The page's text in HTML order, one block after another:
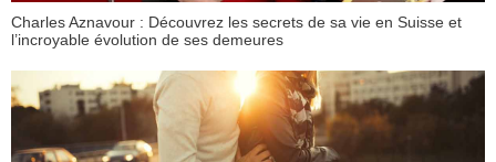
Charles Aznavour : Découvrez les secrets de sa vie en Suisse et
l’incroyable évolution de ses demeures